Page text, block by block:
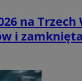
na Trzech
i